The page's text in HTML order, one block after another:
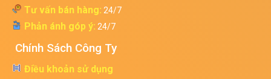
Tư vấn bán hàng: 24/7
Phản ánh góp ý: 24/7
Chính Sách Công Ty
Điều khoản sử dụng